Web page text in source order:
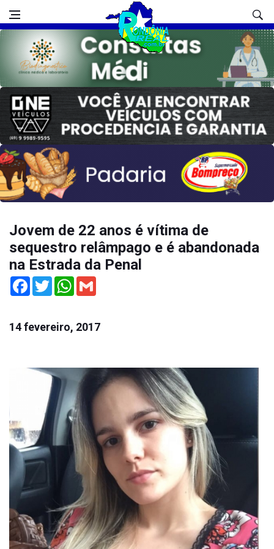
Jovem de 22 anos é vítima de
sequestro relâmpago e é abandonada
na Estrada da Penal
Facebook
TwitterWhatsApp
14 fevereiro, 2017